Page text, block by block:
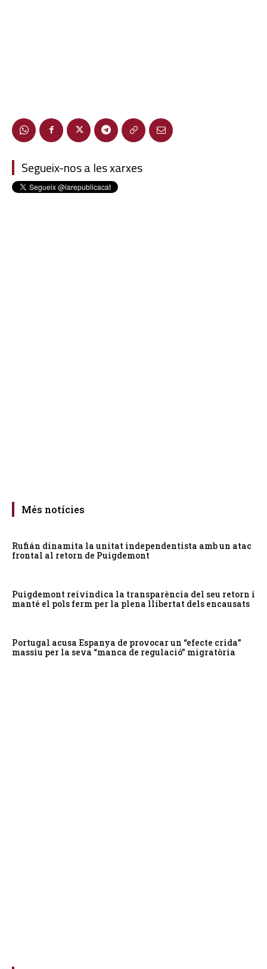
Segueix-nos a les xarxes
Més notícies
Rufián dinamita la unitat independentista amb un atac
frontal al retorn de Puigdemont
Puigdemont reivindica la transparència del seu retorn i
manté el pols ferm per la plena llibertat dels encausats
Portugal acusa Espanya de provocar un “efecte crida”
massiu per la seva “manca de regulació” migratòria